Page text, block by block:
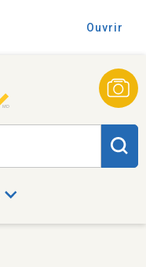
Ouvrir